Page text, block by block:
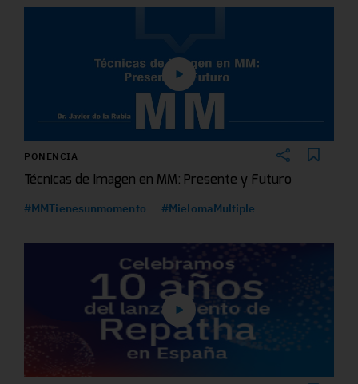
PONENCIA
Técnicas de Imagen en MM: Presente y Futuro
#MMTienesunmomento #MielomaMultiple